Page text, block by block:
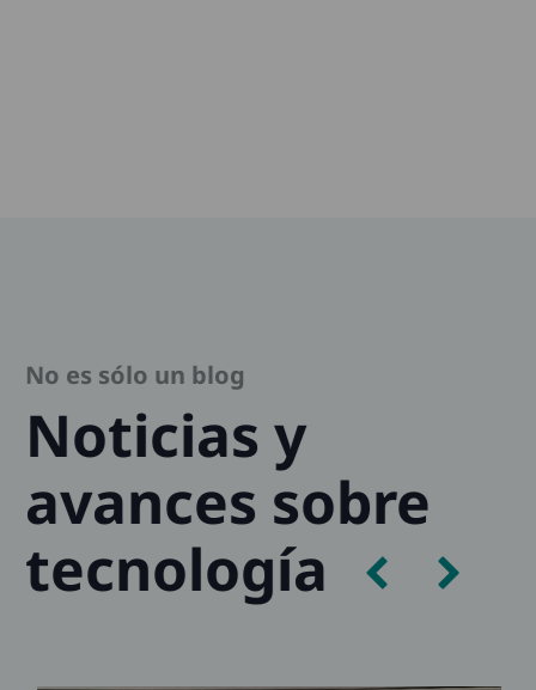
No es sólo un blog
Noticias y
avances sobre
tecnología